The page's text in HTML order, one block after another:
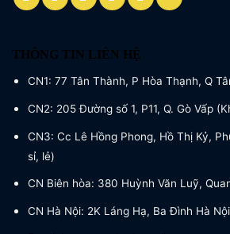
THÔNG TIN LIÊN HỆ
CN1: 77 Tân Thành, P Hòa Thạnh, Q
CN2: 205 Đường số 1, P11, Q. Gò Vấp
CN3: Cc Lê Hồng Phong, Hồ Thị Kỷ,
sỉ, lẻ)
CN Biên hòa: 380 Huỳnh Văn Luỹ,
CN Hà Nội: 2K Láng Hạ, Ba Đình Hà